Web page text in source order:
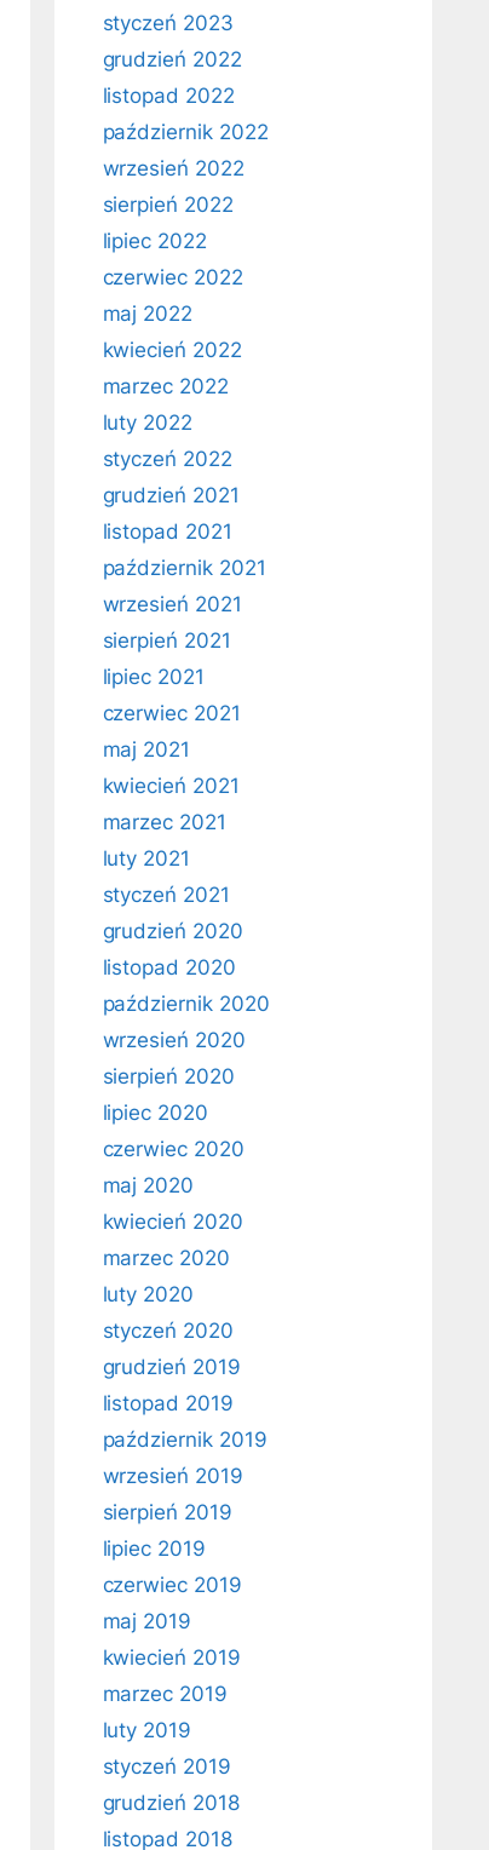
styczeń 2023
grudzień 2022
listopad 2022
październik 2022
wrzesień 2022
sierpień 2022
lipiec 2022
czerwiec 2022
maj 2022
kwiecień 2022
marzec 2022
luty 2022
styczeń 2022
grudzień 2021
listopad 2021
październik 2021
wrzesień 2021
sierpień 2021
lipiec 2021
czerwiec 2021
maj 2021
kwiecień 2021
marzec 2021
luty 2021
styczeń 2021
grudzień 2020
listopad 2020
październik 2020
wrzesień 2020
sierpień 2020
lipiec 2020
czerwiec 2020
maj 2020
kwiecień 2020
marzec 2020
luty 2020
styczeń 2020
grudzień 2019
listopad 2019
październik 2019
wrzesień 2019
sierpień 2019
lipiec 2019
czerwiec 2019
maj 2019
kwiecień 2019
marzec 2019
luty 2019
styczeń 2019
grudzień 2018
listopad 2018